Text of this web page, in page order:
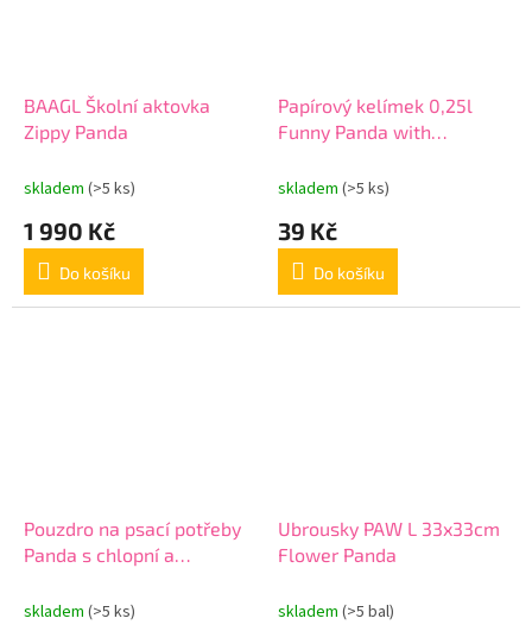
BAAGL Školní aktovka
Zippy Panda
skladem (>5 ks)
1 990 Kč
Do košíku
Papírový kelímek 0,25l
Funny Panda with
skladem (>5 ks)
39 Kč
Do košíku
Pouzdro na psací potřeby
Panda s chlopní a
prázdné (mix barev)
skladem (>5 ks)
Ubrousky PAW L 33x33cm
Flower Panda
skladem (>5 bal)